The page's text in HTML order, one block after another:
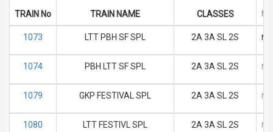
TRAIN No TRAIN NAME CLASSES M
1073 LTT PBH SF SPL 2A 3A SL 2S M
1074 PBH LTT SF SPL 2A 3A SL 2S M
1079 GKP FESTIVAL SPL 2A 3A SL 2S M
1080 LTT FESTIVL SPL 2A 3A SL 2S M